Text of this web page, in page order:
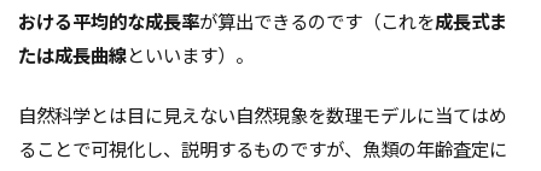
おける平均的な成長率が算出できるのです（これを成長式ま
たは成長曲線といいます）。
自然科学とは目に見えない自然現象を数理モデルに当てはめ
ることで可視化し、説明するものですが、魚類の年齢査定に